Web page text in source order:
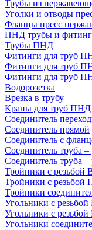
Трубы из
Уголки и отводы
Фланцы пресс
ПНД трубы и
Трубы ПНД
Фитинги для труб
Фитинги для труб
Фитинги для труб
Водорозетка
Врезка в трубу
Краны для труб ПНД
Соединитель
Соединитель прямой
Соединитель с
Соединитель труба –
Соединитель труба –
Тройники с резьбой
Тройники с резьбой
Тройники
Угольники с
Угольники с
Угольники